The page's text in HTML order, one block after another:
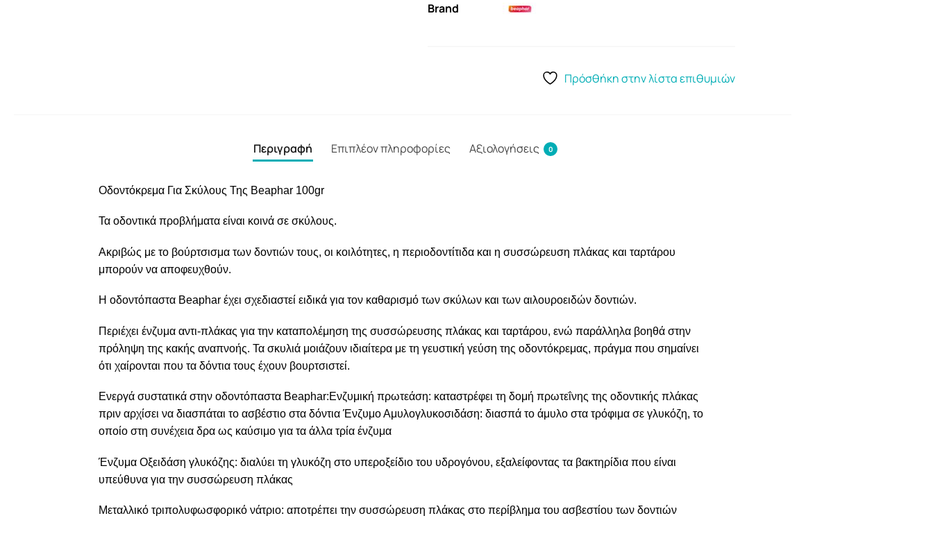
Brand
Πρόσθήκη στην λίστα επιθυμιών
Περιγραφή Επιπλέον πληροφορίες Αξιολογήσεις 0
Οδοντόκρεμα Για Σκύλους Της Beaphar 100gr
Τα οδοντικά προβλήματα είναι κοινά σε σκύλους.
Ακριβώς με το βούρτσισμα των δοντιών τους, οι κοιλότητες, η περιοδοντίτιδα και η συσσώρευση πλάκας και ταρτάρου
μπορούν να αποφευχθούν.
Η οδοντόπαστα Beaphar έχει σχεδιαστεί ειδικά για τον καθαρισμό των σκύλων και των αιλουροειδών δοντιών.
Περιέχει ένζυμα αντι-πλάκας για την καταπολέμηση της συσσώρευσης πλάκας και ταρτάρου, ενώ παράλληλα βοηθά στην
πρόληψη της κακής αναπνοής. Τα σκυλιά μοιάζουν ιδιαίτερα με τη γευστική γεύση της οδοντόκρεμας, πράγμα που σημαίνει
ότι χαίρονται που τα δόντια τους έχουν βουρτσιστεί.
Ενεργά συστατικά στην οδοντόπαστα Beaphar:Ενζυμική πρωτεάση: καταστρέφει τη δομή πρωτεΐνης της οδοντικής πλάκας
πριν αρχίσει να διασπάται το ασβέστιο στα δόντια Ένζυμο Αμυλογλυκοσιδάση: διασπά το άμυλο στα τρόφιμα σε γλυκόζη, το
οποίο στη συνέχεια δρα ως καύσιμο για τα άλλα τρία ένζυμα
Ένζυμα Οξειδάση γλυκόζης: διαλύει τη γλυκόζη στο υπεροξείδιο του υδρογόνου, εξαλείφοντας τα βακτηρίδια που είναι
υπεύθυνα για την συσσώρευση πλάκας
Μεταλλικό τριπολυφωσφορικό νάτριο: αποτρέπει την συσσώρευση πλάκας στο περίβλημα του ασβεστίου των δοντιών